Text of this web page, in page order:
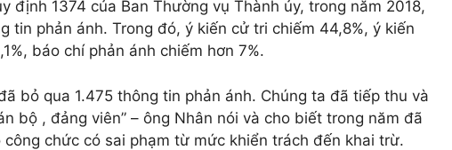
định 1374 của Ban Thường vụ Thành ủy, trong năm 2018,
tin phản ánh. Trong đó, ý kiến cử tri chiếm 44,8%, ý kiến
báo chí phản ánh chiếm hơn 7%.
bỏ qua 1.475 thông tin phản ánh. Chúng ta đã tiếp thu và
bộ , đảng viên” – ông Nhân nói và cho biết trong năm đã
chức có sai phạm từ mức khiển trách đến khai trừ.